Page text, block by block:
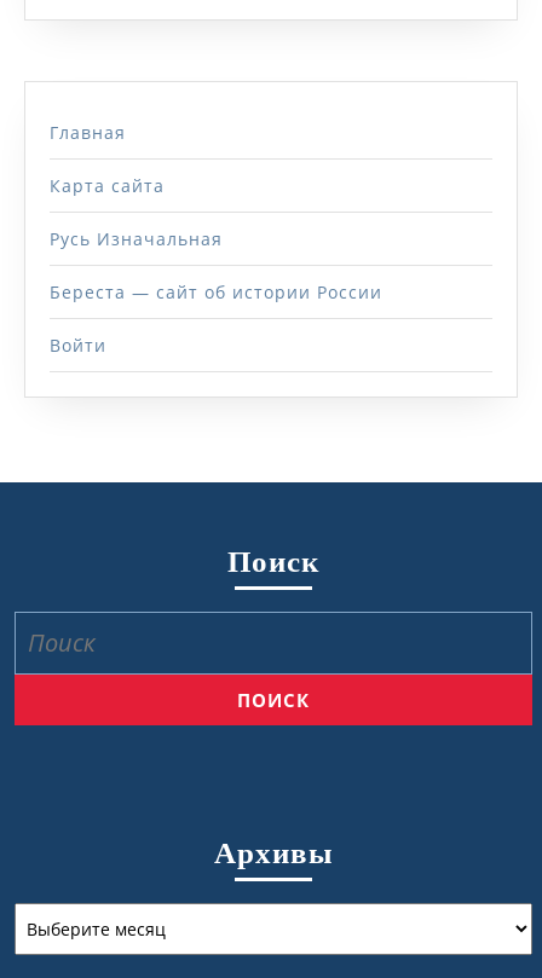
Главная
Карта сайта
Русь Изначальная
Береста — сайт об истории России
Войти
Поиск
Архивы